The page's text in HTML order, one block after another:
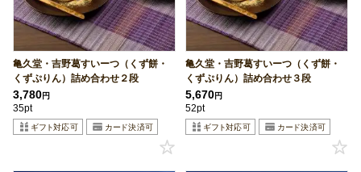
亀久堂・吉野葛すいーつ（くず餅・
くずぷりん）詰め合わせ２段
3,780円
35pt
亀久堂・吉野葛すいーつ（くず餅・
くずぷりん）詰め合わせ３段
5,670円
52pt